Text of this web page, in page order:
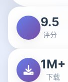
9.5
评分
1M+
下载